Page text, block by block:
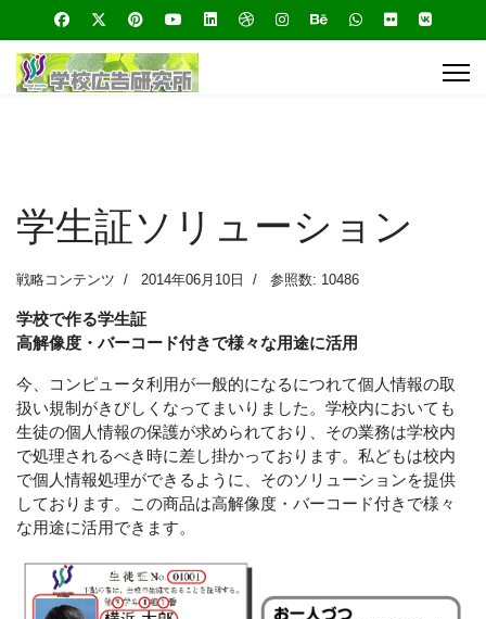
学生証ソリューション
戦略コンテンツ 2014年06月10日 参照数: 10486
学校で作る学生証
高解像度・バーコード付きで様々な用途に活用
今、コンピュータ利用が一般的になるにつれて個人情報の取
扱い規制がきびしくなってまいりました。学校内においても
生徒の個人情報の保護が求められており、その業務は学校内
で処理されるべき時に差し掛かっております。私どもは校内
で個人情報処理ができるように、そのソリューションを提供
しております。この商品は高解像度・バーコード付きで様々
な用途に活用できます。